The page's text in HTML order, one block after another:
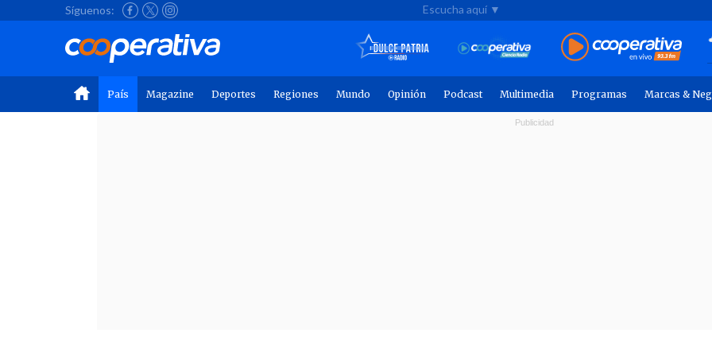
Síguenos: Escucha aquí ▼
País Magazine Deportes Regiones Mundo Opinión Podcast Multimedia Programas Marcas &